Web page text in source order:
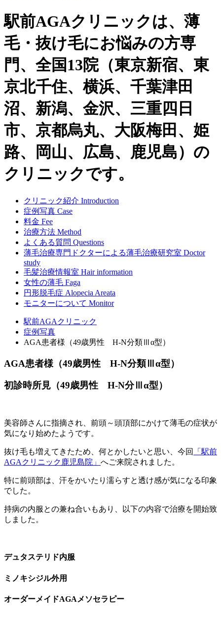
駅前AGAクリニックは、薄
毛・抜け毛にお悩みの方専
門、全国13院（東京新宿、東
京北千住、横浜、千葉津田
沼、新潟、金沢、三重四日
市、京都烏丸、大阪梅田、姫
路、岡山、広島、鹿児島）の
クリニックです。
クリニック紹介 Introduction
症例写真 Case
料金 Fee
治療方法 Method
よくある質問 Questions
薄毛治療専門ドクターによる薄毛治療研究室 Doctor
study
毛髪治療情報室 Hair information
女性の薄毛 Faga
円形脱毛症 Alopecia Areata
モニターについて Monitor
駅前AGAクリニック
症例写真
AGA患者様（49歳男性 H-N分類Ⅲα型）
AGA患者様（49歳男性 H-N分類Ⅲα型）
初診時所見（49歳男性 H-N分Ⅲα型）
美容師さんに指摘され、前頭～頭頂部にかけて薄毛の症状が
気になり始めたようです。
抜け毛も増えてきたため、何とかしたいと思い、今回
「駅前
AGAクリニック鹿児島院」 へご来院されました。
特に前頭部は、汗をかいたり濡らすと透け感が気になる印象
でした。
持病の内服との兼ね合いもあり、以下の内容で治療を開始致
しました。
デュタステリド内服
ミノキシジル外用
オーダーメイドAGAメソセラピー